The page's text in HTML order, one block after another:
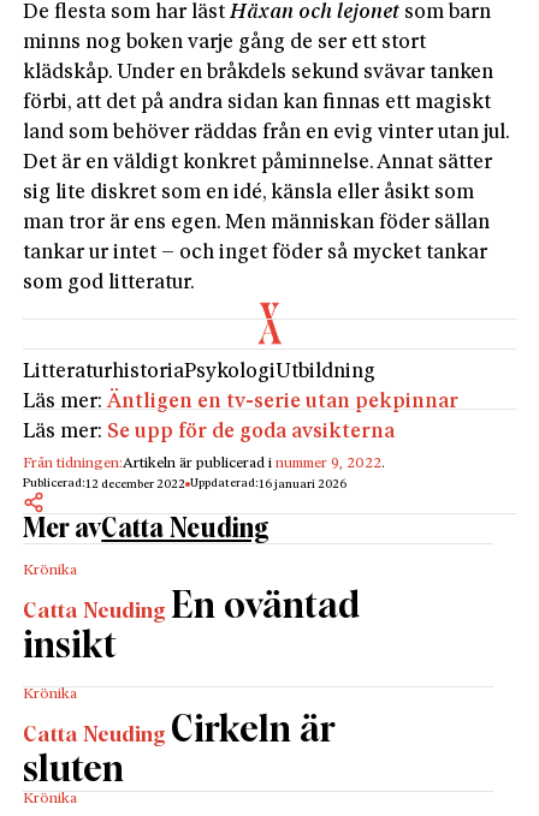
De flesta som har lästHäxan och lejonet som barn
minns nog boken varje gång de ser ett stort
klädskåp. Under en bråkdels sekund svävar tanken
förbi, att det på andra sidan kan finnas ett magiskt
land som behöver räddas från en evig vinter utan jul.
Det är en väldigt konkret påminnelse. Annat sätter
sig lite diskret som en idé, känsla eller åsikt som
man tror är ens egen. Men människan föder sällan
tankar ur intet – och inget föder så mycket tankar
som god litteratur.
LitteraturhistoriaPsykologiUtbildning
Läs mer:Äntligen en tv-serie utan pekpinnar
Läs mer: Se upp för de goda avsikterna
Från tidningen:Artikeln är publicerad inummer 9, 2022.
Publicerad:12 december 2022 Uppdaterad:16 januari 2026
Mer avCatta Neuding
Krönika
Catta Neuding En oväntad
insikt
Krönika
Catta Neuding Cirkeln är
sluten
Krönika